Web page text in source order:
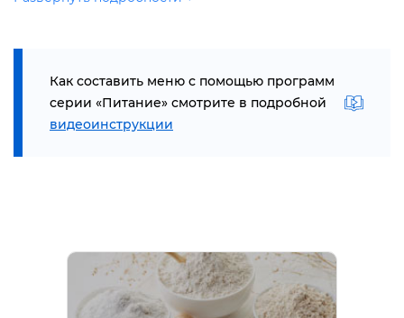
Как составить меню с помощью программ
серии «Питание» смотрите в подробной
идеоинструкции